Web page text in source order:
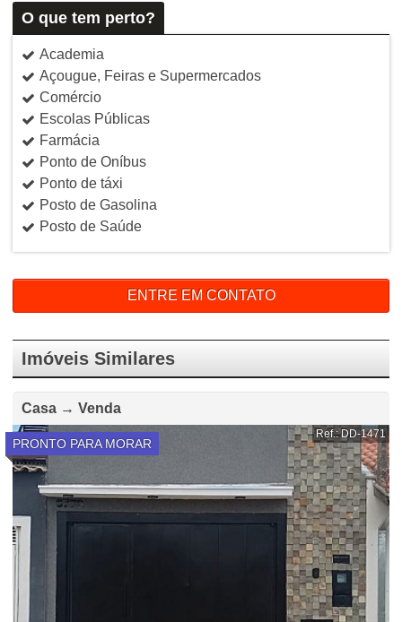
O que tem perto?
Academia
Açougue, Feiras e Supermercados
Comércio
Escolas Públicas
Farmácia
Ponto de Oníbus
Ponto de táxi
Posto de Gasolina
Posto de Saúde
ENTRE EM CONTATO
Imóveis Similares
Casa → Venda
PRONTO PARA MORAR
Ref.: DD-1471